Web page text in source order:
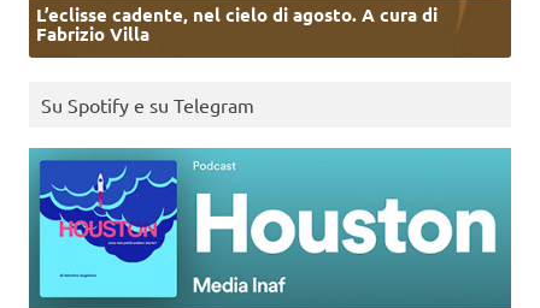
L’eclisse cadente, nel cielo di agosto. A cura di
Fabrizio Villa
Su Spotify e su Telegram